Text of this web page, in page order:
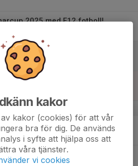
2025 med F12 fotboll!
2025 med F12 fotboll!
2025 med F12 fotboll!
v.25 kakor
kakor (cookies) för att vår
bra för dig. De används
i syfte att hjälpa oss att
våra tjänster.
vi cookies